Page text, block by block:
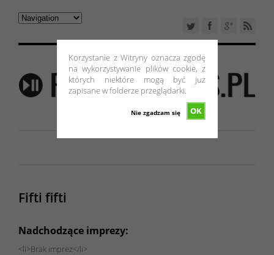
Korzystanie z Witryny oznacza zgodę
na wykorzystywanie plików cookie, z
których niektóre mogą być już
zapisane w folderze przeglądarki.
OK
Nie zgadzam się
Fifti fifti
Nadchodzące imprezy:
<li>Brak imprez</li>